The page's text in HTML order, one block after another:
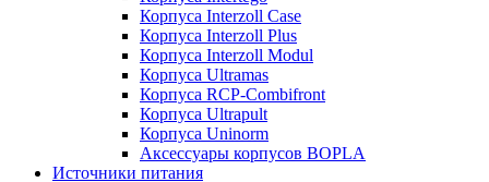
Корпуса Interzoll Case
Корпуса Interzoll Plus
Корпуса Interzoll Modul
Корпуса Ultramas
Корпуса RCP-Combifront
Корпуса Ultrapult
Корпуса Uninorm
Аксессуары корпусов BOPLA
Источники питания